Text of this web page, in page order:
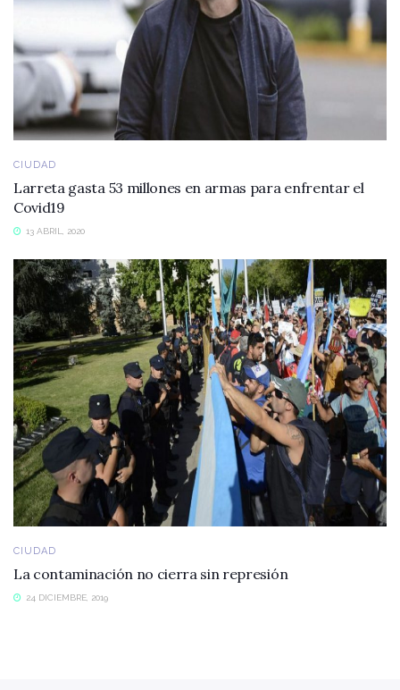
CIUDAD
Larreta gasta 53 millones en armas para enfrentar el
Covid19
13 ABRIL, 2020
CIUDAD
La contaminación no cierra sin represión
24 DICIEMBRE, 2019